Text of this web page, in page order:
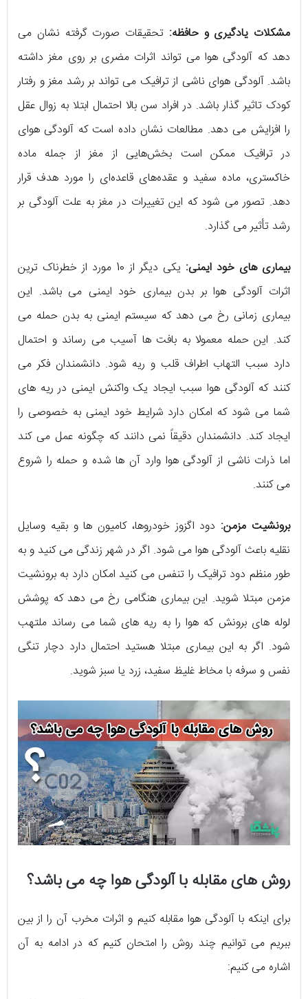
مشکلات یادگیری و حافظه: تحقیقات صورت گرفته نشان می
دهد که آلودگی هوا می تواند اثرات مضری بر روی مغز داشته
باشد. آلودگی هوای ناشی از ترافیک می تواند بر رشد مغز و رفتار
کودک تاثیر گذار باشد. در افراد سن بالا احتمال ابتلا به زوال عقل
را افزایش می دهد. مطالعات نشان داده است که آلودگی هوای
در ترافیک ممکن است بخش‌هایی از مغز از جمله ماده
خاکستری، ماده سفید و عقده‌های قاعده‌ای را مورد هدف قرار
دهد. تصور می شود که این تغییرات در مغز به علت آلودگی بر
رشد تأثیر می گذارد.
بیماری های خود ایمنی:
یکی دیگر از 10 مورد از خطرناک ترین
اثرات آلودگی هوا بر بدن بیماری خود ایمنی می باشد. این
بیماری زمانی رخ می دهد که سیستم ایمنی به بدن حمله می
کند. این حمله معمولا به بافت ها آسیب می رساند و احتمال
دارد سبب التهاب اطراف قلب و ریه شود. دانشمندان فکر می
کنند که آلودگی هوا سبب ایجاد یک واکنش ایمنی در ریه های
شما می شود که امکان دارد شرایط خود ایمنی به خصوصی را
ایجاد کند. دانشمندان دقیقاً نمی دانند که چگونه عمل می کند
اما ذرات ناشی از آلودگی هوا وارد آن ها شده و حمله را شروع
می کنند.
برونشیت مزمن: دود اگزوز خودروها، کامیون ها و بقیه وسایل
نقلیه باعث آلودگی هوا می شود. اگر در شهر زندگی می کنید و به
طور منظم دود ترافیک را تنفس می کنید امکان دارد به برونشیت
مزمن مبتلا شوید. این بیماری هنگامی رخ می دهد که پوشش
لوله های برونش که هوا را به ریه های شما می رساند ملتهب
شود. اگر به این بیماری مبتلا هستید احتمال دارد دچار تنگی
نفس و سرفه با مخاط غلیظ سفید، زرد یا سبز شوید.
روش های مقابله با آلودگی هوا چه می باشد؟
برای اینکه با آلودگی هوا مقابله کنیم و اثرات مخرب آن را از بین
ببریم می توانیم چند روش را امتحان کنیم که در ادامه به آن
اشاره می کنیم: